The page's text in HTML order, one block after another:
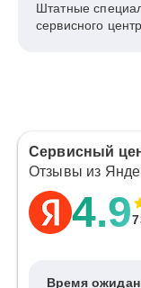
Штатные
сервисного
Сервисный
Отзывы из
4.9
Время